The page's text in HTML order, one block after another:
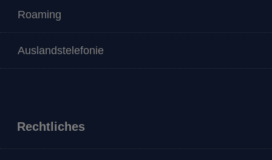
Roaming
Auslandstelefonie
Rechtliches